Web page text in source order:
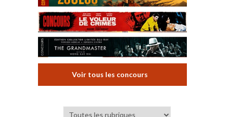
Voir tous les concours